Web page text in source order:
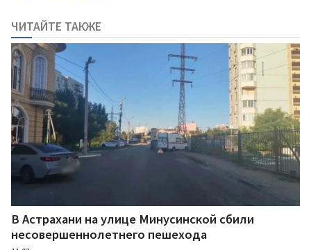
ЧИТАЙТЕ ТАКЖЕ
В Астрахани на улице Минусинской сбили
несовершеннолетнего пешехода